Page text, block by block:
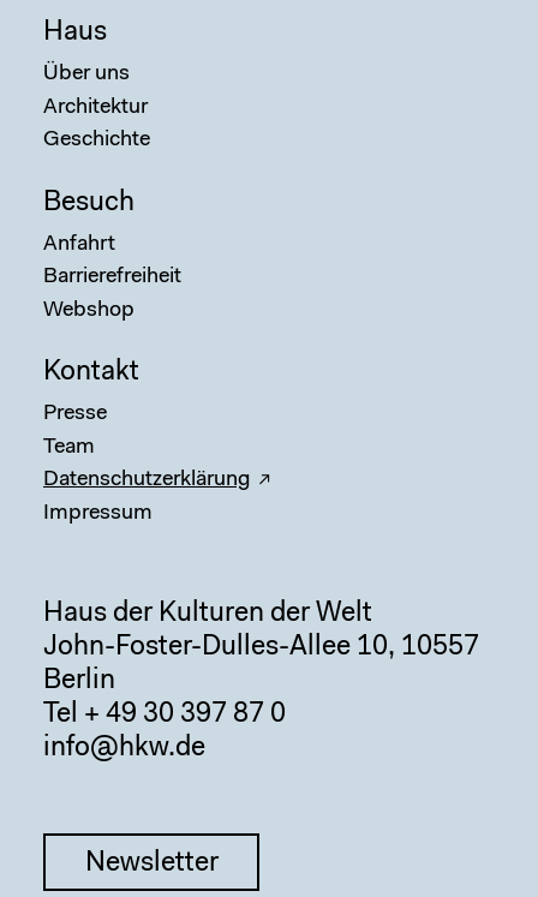
Haus
Über uns
Architektur
Geschichte
Besuch
Anfahrt
Barrierefreiheit
Webshop
Kontakt
Presse
Team
Datenschutzerklärung
Impressum
Haus der Kulturen der Welt
John-Foster-Dulles-Allee 10, 10557
Berlin
Tel + 49 30 397 87 0
info@hkw.de
Newsletter